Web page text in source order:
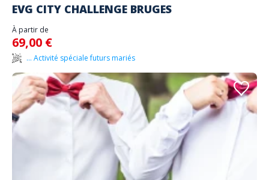
EVG CITY CHALLENGE BRUGES
À partir de
69,00 €
... Activité spéciale futurs mariés